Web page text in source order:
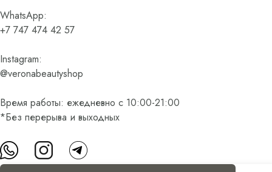
WhatsApp:
+7 747 474 42 57
Instagram:
@veronabeautyshop
Время работы: ежедневно с 10:00-21:00
*Без перерыва и выходных